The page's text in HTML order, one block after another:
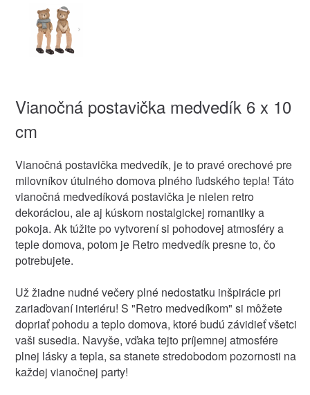
Vianočná postavička medvedík 6 x 10
cm
Vianočná postavička medvedík, je to pravé orechové pre
milovníkov útulného domova plného ľudského tepla! Táto
vianočná medvedíková postavička je nielen retro
dekoráciou, ale aj kúskom nostalgickej romantiky a
pokoja. Ak túžite po vytvorení si pohodovej atmosféry a
teple domova, potom je Retro medvedík presne to, čo
potrebujete.
Už žiadne nudné večery plné nedostatku inšpirácie pri
zariaďovaní interiéru! S "Retro medvedíkom" si môžete
dopriať pohodu a teplo domova, ktoré budú závidieť všetci
vaši susedia. Navyše, vďaka tejto príjemnej atmosfére
plnej lásky a tepla, sa stanete stredobodom pozornosti na
každej vianočnej party!